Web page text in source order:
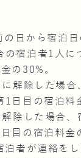
日から宿泊日
の宿泊者1人に
の30%。
解除した場合
1日目の宿泊料
除した場合、
目の宿泊料金
者が連絡をし